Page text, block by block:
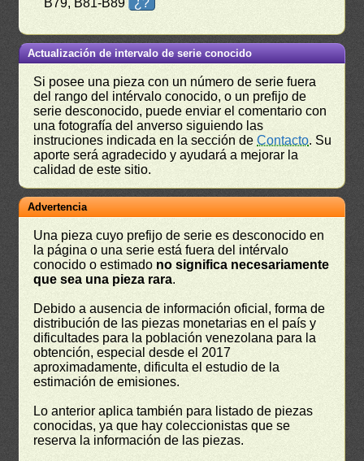
B79, B81-B89 ¿?
Actualización de intervalo de serie conocido
Si posee una pieza con un número de serie fuera
del rango del intérvalo conocido, o un prefijo de
serie desconocido, puede enviar el comentario con
una fotografía del anverso siguiendo las
instruciones indicada en la sección deContacto. Su
aporte será agradecido y ayudará a mejorar la
calidad de este sitio.
Advertencia
Una pieza cuyo prefijo de serie es desconocido en
la página o una serie está fuera del intérvalo
conocido o estimado no significa necesariamente
que sea una pieza rara.
Debido a ausencia de información oficial, forma de
distribución de las piezas monetarias en el país y
dificultades para la población venezolana para la
obtención, especial desde el 2017
aproximadamente, dificulta el estudio de la
estimación de emisiones.
Lo anterior aplica también para listado de piezas
conocidas, ya que hay coleccionistas que se
reserva la información de las piezas.